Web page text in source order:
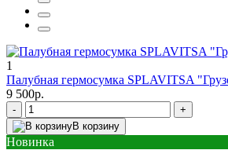
1
Палубная гермосумка SPLAVITSA
9 500р.
-
+
В корзину
Новинка